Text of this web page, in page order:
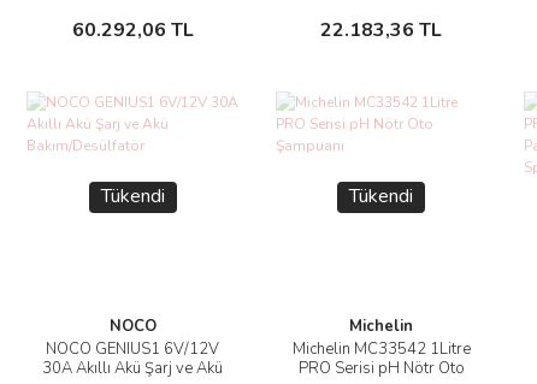
Supply
60.292,06 TL
Stokta Yok 22.183,36 TL
Stokta Yok
Tükendi
NOCO
NOCO GENIUS1 6V/12V
30A Akıllı Akü Şarj ve Akü
İncele
Tükendi
Michelin
Michelin MC33542 1Litre
PRO Serisi pH Nötr Oto
İncele